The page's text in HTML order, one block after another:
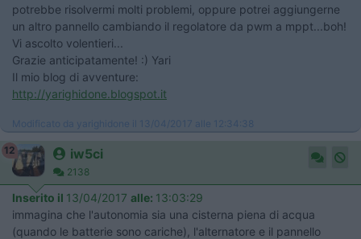
potrebbe risolvermi molti problemi, oppure potrei aggiungerne
un altro pannello cambiando il regolatore da pwm a mppt...boh!
Vi ascolto volentieri...
Grazie anticipatamente! :) Yari
Il mio blog di avventure:
http://yarighidone.blogspot.it
Modificato da yarighidone il 13/04/2017 alle 12:34:38
12 iw5ci
2138
Inserito il 13/04/2017 alle: 13:03:29
immagina che l'autonomia sia una cisterna piena di acqua
(quando le batterie sono cariche), l'alternatore e il pannello